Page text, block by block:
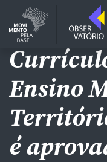
ENSINO MÉDIO
Ensino
é